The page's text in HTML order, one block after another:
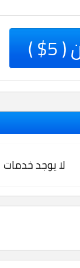
)
لا يوجد خدمات